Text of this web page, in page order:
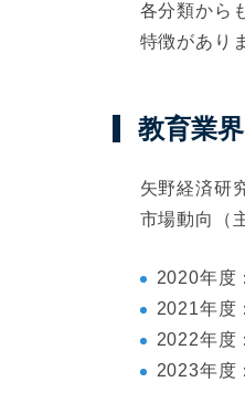
各分類から
特徴があり
教育業
矢野経済研
市場動向（
2020年度
2021年度
2022年度
2023年度